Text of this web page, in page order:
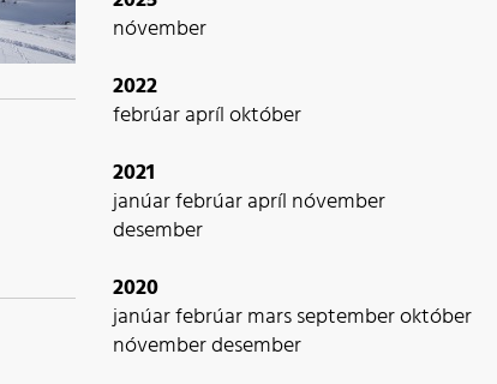
nóvember
2022
febrúarapríloktóber
2021
janúarfebrúarapríl nóvember
desember
2020
janúarfebrúarmarsseptemberoktóber
nóvemberdesember